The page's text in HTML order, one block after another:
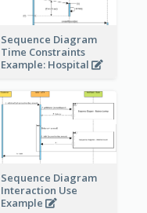
Sequence Diagram
Time Constraints
Example: Hospital
Sequence Diagram
Interaction Use
Example